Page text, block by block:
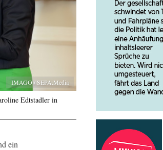
IMAGO / SEPA.Media
Edtstadler in
ein